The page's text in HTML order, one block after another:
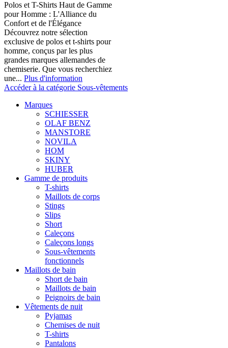
Polos et T-Shirts Haut de Gamme
pour Homme : L'Alliance du
Confort et de l'Élégance
Découvrez notre sélection
exclusive de polos et t-shirts pour
homme, conçus par les plus
grandes marques allemandes de
chemiserie. Que vous recherchiez
une... Plus d'information
Accéder à la catégorie Sous-vêtements
Marques
SCHIESSER
OLAF BENZ
MANSTORE
NOVILA
HOM
SKINY
HUBER
Gamme de produits
T-shirts
Maillots de corps
Stings
Slips
Short
Caleçons
Caleçons longs
Sous-vêtements
fonctionnels
Maillots de bain
Short de bain
Maillots de bain
Peignoirs de bain
Vêtements de nuit
Pyjamas
Chemises de nuit
T-shirts
Pantalons